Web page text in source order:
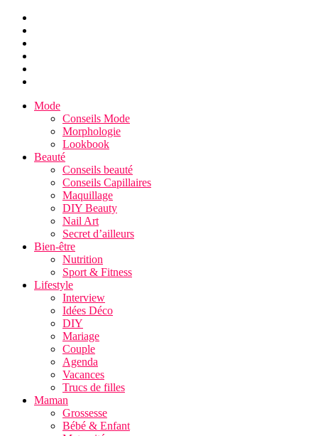
Mode
Conseils Mode
Morphologie
Lookbook
Beauté
Conseils beauté
Conseils Capillaires
Maquillage
DIY Beauty
Nail Art
Secret d’ailleurs
Bien-être
Nutrition
Sport & Fitness
Lifestyle
Interview
Idées Déco
DIY
Mariage
Couple
Agenda
Vacances
Trucs de filles
Maman
Grossesse
Bébé & Enfant